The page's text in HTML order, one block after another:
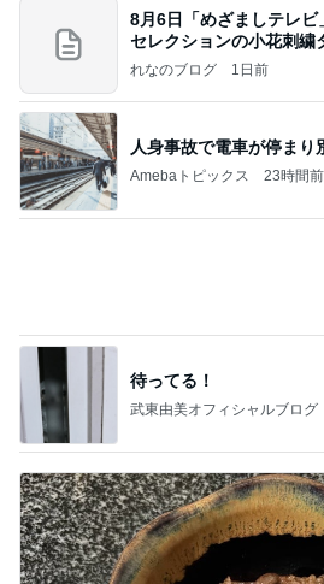
8月6日「めざましテレ
セレクションの小花刺繍
ン
れなのブログ 1日前
人身事故で電車が停まり
Amebaトピックス 23時間前
待ってる！
武東由美オフィシャルブログ